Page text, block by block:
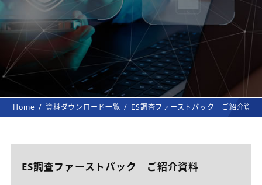
Home 資料ダウンロード一覧 ES調査ファーストパック ご紹介資料
ES調査ファーストパック ご紹介資料